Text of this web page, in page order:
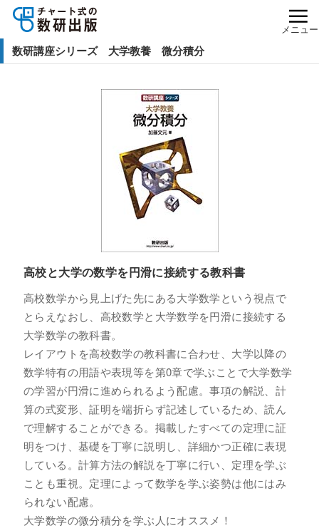
メニュー
数研講座シリーズ 大学教養 微分積分
高校と大学の数学を円滑に接続する教科書
高校数学から見上げた先にある大学数学という視点で
とらえなおし、高校数学と大学数学を円滑に接続する
大学数学の教科書。
レイアウトを高校数学の教科書に合わせ、大学以降の
数学特有の用語や表現等を第0章で学ぶことで大学数学
の学習が円滑に進められるよう配慮。事項の解説、計
算の式変形、証明を端折らず記述しているため、読ん
で理解することができる。掲載したすべての定理に証
明をつけ、基礎を丁寧に説明し、詳細かつ正確に表現
している。計算方法の解説を丁寧に行い、定理を学ぶ
ことも重視。定理によって数学を学ぶ姿勢は他にはみ
られない配慮。
大学数学の微分積分を学ぶ人にオススメ！